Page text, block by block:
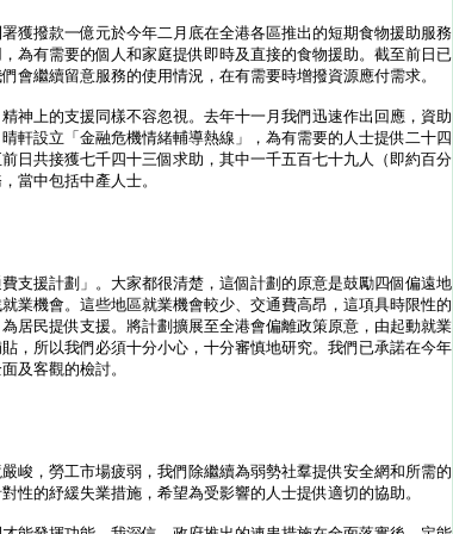
撥款一億元於今年二月底在全港各區推出的短期食物援助服務
為有需要的個人和家庭提供即時及直接的食物援助。截至前日已
會繼續留意服務的使用情況，在有需要時增撥資源應付需求。
上的支援同樣不容忽視。去年十一月我們迅速作出回應，資助
軒設立「金融危機情緒輔導熱線」，為有需要的人士提供二十四
日共接獲七千四十三個求助，其中一千五百七十九人（即約百分
當中包括中產人士。
援計劃」。大家都很清楚，這個計劃的原意是鼓勵四個偏遠地
業機會。這些地區就業機會較少、交通費高昂，這項具時限性的
居民提供支援。將計劃擴展至全港會偏離政策原意，由起動就業
，所以我們必須十分小心，十分審慎地研究。我們已承諾在今年
及客觀的檢討。
，勞工市場疲弱，我們除繼續為弱勢社羣提供安全網和所需的
性的紓緩失業措施，希望為受影響的人士提供適切的協助。